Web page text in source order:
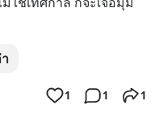
1 1 1